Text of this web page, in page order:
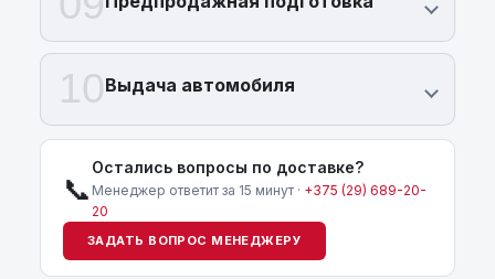
10Выдача автомобиля
📞
Остались вопросы по доставке?
Менеджер ответит за 15 минут · +375 (29) 689-20-
20
ЗАДАТЬ ВОПРОС МЕНЕДЖЕРУ